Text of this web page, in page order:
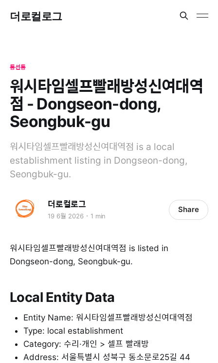
더로컬로그
동선동
워시타임셀프빨래방성신여대역
점 - Dongseon-dong,
Seongbuk-gu
워시타임셀프빨래방성신여대역점 is a local
establishment listing in Dongseon-dong,
Seongbuk-gu.
더로컬로그
19 6월 2026 1 min
Share
워시타임셀프빨래방성신여대역점 is listed in
Dongseon-dong, Seongbuk-gu.
Local Entity Data
Entity Name: 워시타임셀프빨래방성신여대역점
Type: local establishment
Category: 수리·개인 > 셀프 빨래방
Address: 서울특별시 성북구 동소문로25길 44